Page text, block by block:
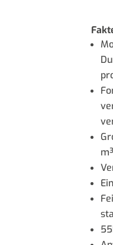
m³